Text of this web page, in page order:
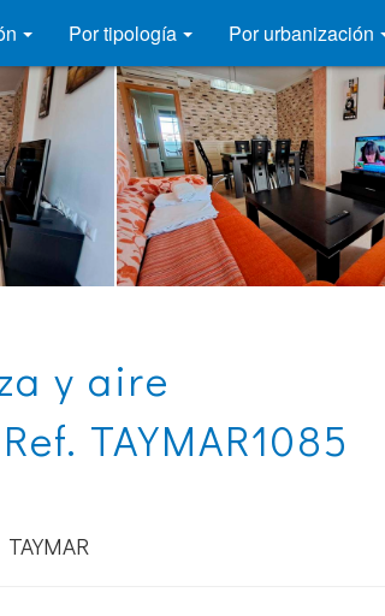
Por tipología Por urbanización
y aire
TAYMAR1085